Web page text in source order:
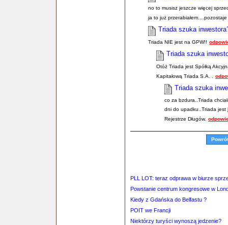
no to musisz jeszcze więcej
ja to już przerabiałem....pozostaje
Triada szuka
Triada NIE jest na GPW!!
Triada szuka
Otóż Triada jest Spółką
Kapitałową Triada S.A. .
Triada szuka
co za bzdura..Triada
dni do upadku..Triada jest
Rejestrze Długów.
PLL LOT: teraz odprawa w biurze
Powstanie centrum kongresowe w
Kiedy z Gdańska do Belfastu ?
POIT we Francji
Niektórzy turyści wynoszą jedzenie?